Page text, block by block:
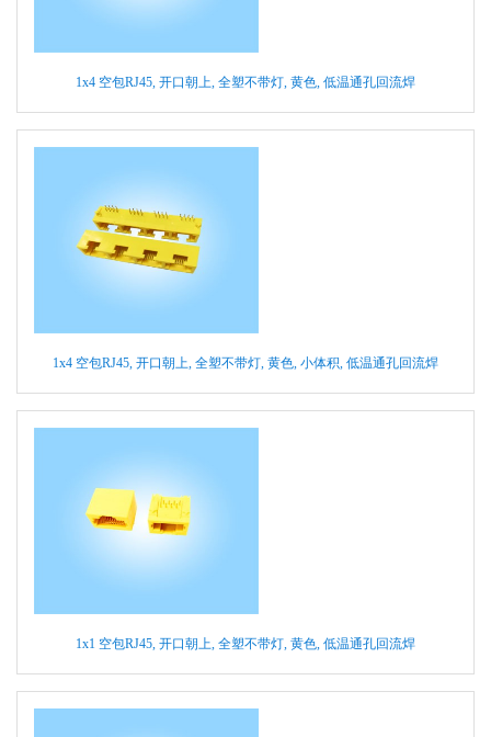
1x4 空包RJ45, 开口朝上, 全塑不带灯, 黄色, 低温通孔回流焊
1x4 空包RJ45, 开口朝上, 全塑不带灯, 黄色, 小体积, 低温通孔回流焊
1x1 空包RJ45, 开口朝上, 全塑不带灯, 黄色, 低温通孔回流焊